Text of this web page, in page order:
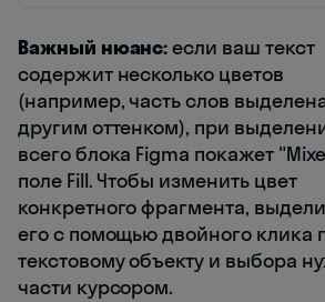
Важный нюанс:если ваш текст
содержит несколько цветов
(например, часть слов
другим оттенком), при
всего блока Figma покажет
поле Fill. Чтобы изменить цвет
конкретного фрагмента,
его с помощью двойного клика
текстовому объекту и выбора
части курсором.